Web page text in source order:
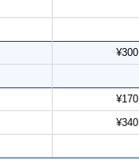
¥300
¥170
¥340